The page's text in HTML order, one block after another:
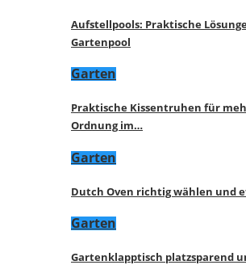
Aufstellpools: Praktische
Gartenpool
Garten
Praktische Kissentruhen für
Ordnung im…
Garten
Dutch Oven richtig wählen und
Garten
Gartenklapptisch platzsparend